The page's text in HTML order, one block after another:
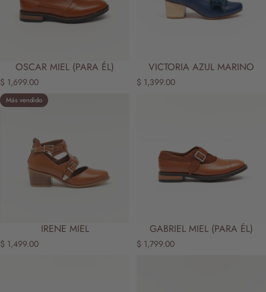
OSCAR MIEL (PARA ÉL)
$ 1,699.00
VICTORIA AZUL MARINO
$ 1,399.00
5.0
Más vendido
IRENE MIEL
$ 1,499.00
GABRIEL MIEL (PARA ÉL)
$ 1,799.00